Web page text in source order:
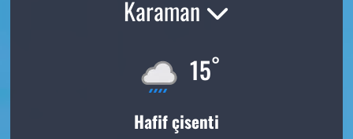
Karaman
15°
Hafif çisenti